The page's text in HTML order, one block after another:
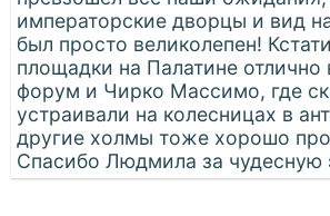
императорские дворцы и вид
был просто великолепен!
площадки на Палатине
форум и Чирко Массимо, где
устраивали на колесницах в
другие холмы тоже хорошо
Спасибо Людмила за чудесную